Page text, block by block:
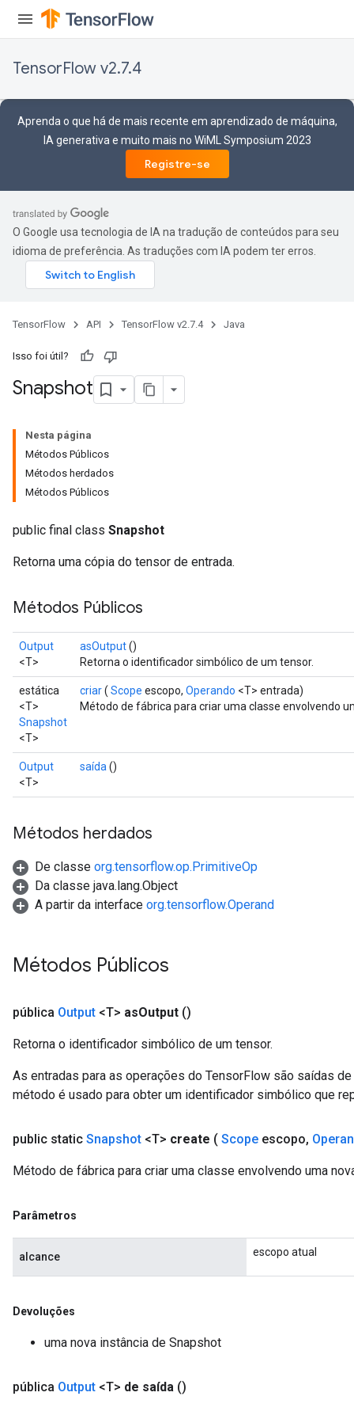
TensorFlow v2.7.4
Aprenda o que há de mais recente em aprendizado de máquina,
IA generativa e muito mais no WiML Symposium 2023
Registre-se
O Google usa tecnologia de IA na tradução de conteúdos para seu
idioma de preferência. As traduções com IA podem ter erros.
TensorFlow API TensorFlow v2.7.4 Java
Isso foi útil?
Snapshot
Nesta página
Métodos Públicos
Métodos herdados
Métodos Públicos
public final class Snapshot
Retorna uma cópia do tensor de entrada.
Métodos Públicos
Output
<T>
asOutput()
Retorna o identificador simbólico de um tensor.
estática
<T>
Snapshot
<T>
criar( Scope escopo, Operando <T> entrada)
Método de fábrica para criar uma classe envolvendo
Output
<T>
saída ()
Métodos herdados
De classe org.tensorflow.op.PrimitiveOp
Da classe java.lang.Object
A partir da interface org.tensorflow.Operand
Métodos Públicos
pública Output <T> asOutput ()
Retorna o identificador simbólico de um tensor.
As entradas para as operações do TensorFlow são saídas
método é usado para obter um identificador simbólico que
public static Snapshot <T> create ( Scope escopo,
Método de fábrica para criar uma classe envolvendo uma
Parâmetros
alcance escopo atual
Devoluções
uma nova instância de Snapshot
pública Output <T> de saída ()